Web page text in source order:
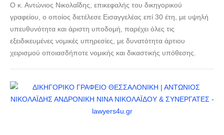
ΔΙΚΗΓΟΡΙΚΟ ΓΡΑΦΕΙΟ ΘΕΣΣΑΛΟΝΙΚΗ | ΑΝΤΩΝΙΟΣ
ΝΙΚΟΛΑΪΔΗΣ ΑΝΔΡΟΝΙΚΗ ΝΙΝΑ ΝΙΚΟΛΑΪΔΟΥ &
Ο κ. Αντώνιος Νικολαΐδης, επικεφαλής του δικηγορικού
γραφείου, ο οποίος διετέλεσε Εισαγγελέας επί 30 έτη, με υψηλή
υπευθυνότητα και άριστη υποδομή, παρέχει όλες τις
εξειδικευμένες νομικές υπηρεσίες, με δυνατότητα άρτιου
χειρισμού οποιασδήποτε νομικής και δικαστικής υπόθεσης.